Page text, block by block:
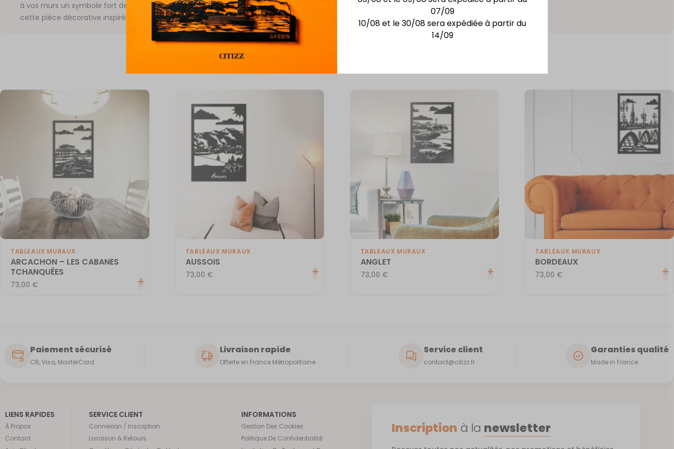
07/09
10/08 et le 30/08 sera expédiée à partir du
14/09
à vos murs un symbole fort de culture et de caractère avec
cette pièce décorative inspirée de
Lille.
Vous aimerez aussi
TABLEAUX MURAUX
ARCACHON – LES CABANES
TCHANQUÉES
73,00 €
TABLEAUX MURAUX
AUSSOIS
73,00 €
TABLEAUX MURAUX
ANGLET
73,00 €
TABLEAUX MURAUX
BORDEAUX
73,00 €
Paiement sécurisé
CB, Visa, MasterCard
Livraison rapide
Offerte en France Métropolitaine
Service client
contact@citizz.fr
Garanties qualité
Made in France
LIENS RAPIDES
À Propos
Contact
SERVICE CLIENT
Connexion / Inscription
Livraison & Retours
INFORMATIONS
Gestion Des Cookies
Politique De Confidentialité
Inscription à la newsletter